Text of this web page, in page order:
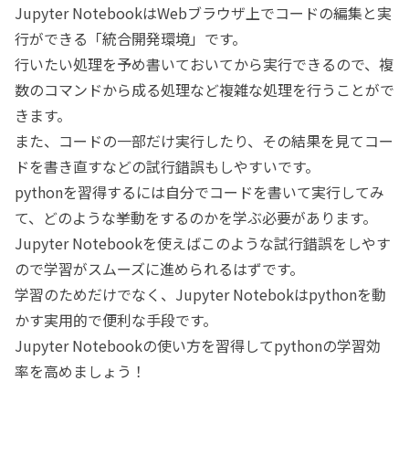
Jupyter NotebookはWebブラウザ上でコードの編集と実
行ができる「統合開発環境」です。
行いたい処理を予め書いておいてから実行できるので、複
数のコマンドから成る処理など複雑な処理を行うことがで
きます。
また、コードの一部だけ実行したり、その結果を見てコー
ドを書き直すなどの試行錯誤もしやすいです。
pythonを習得するには自分でコードを書いて実行してみ
て、どのような挙動をするのかを学ぶ必要があります。
Jupyter Notebookを使えばこのような試行錯誤をしやす
ので学習がスムーズに進められるはずです。
学習のためだけでなく、Jupyter Notebokはpythonを動
かす実用的で便利な手段です。
Jupyter Notebookの使い方を習得してpythonの学習効
率を高めましょう！